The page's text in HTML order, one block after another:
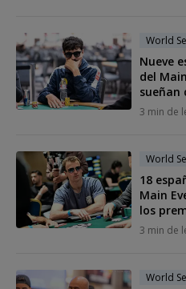
World
Nueve
del
sueñan
3 min de
World
18
Main
los
3 min de
World